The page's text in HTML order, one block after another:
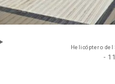
Helicóptero del
-